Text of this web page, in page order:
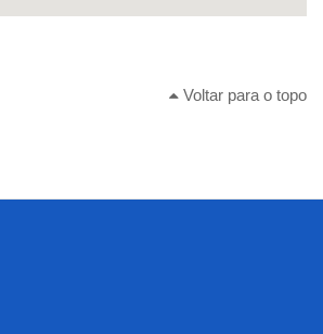
Voltar para o topo